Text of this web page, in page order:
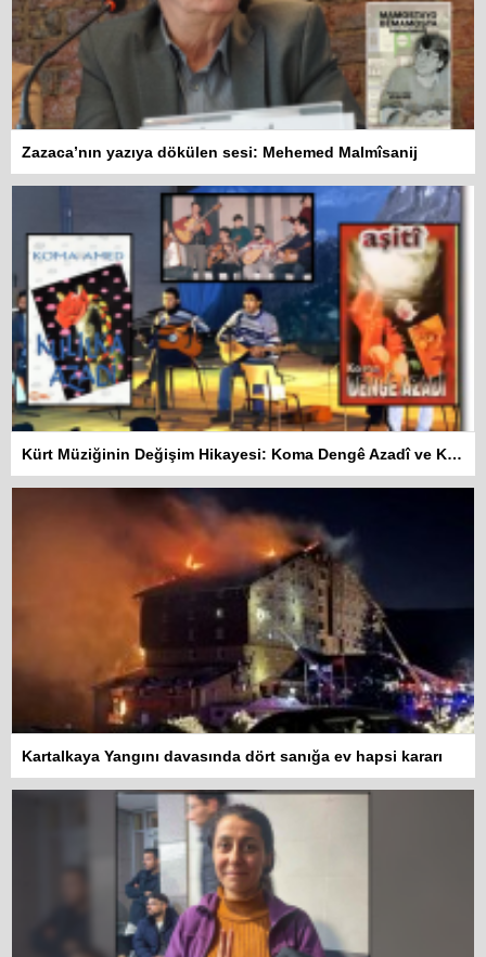
Zazaca’nın yazıya dökülen sesi: Mehemed Malmîsanij
Kürt Müziğinin Değişim Hikayesi: Koma Dengê Azadî ve Koma Amed
Kartalkaya Yangını davasında dört sanığa ev hapsi kararı